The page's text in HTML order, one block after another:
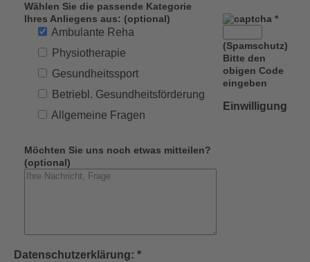
Wählen Sie die passende Kategorie
Ihres Anliegens aus: (optional)
Ambulante Reha
Physiotherapie
Gesundheitssport
Betriebl. Gesundheitsförderung
Allgemeine Fragen
Möchten Sie uns noch etwas mitteilen?
(optional)
*
(Spamschutz)
Bitte den
obigen Code
eingeben
Einwilligung
Datenschutzerklärung: *